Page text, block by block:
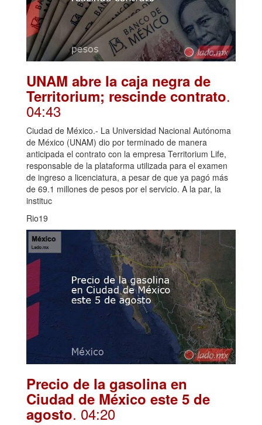
UNAM abre la caja negra de
Territorium; rescinde contrato.
04:43
Ciudad de México.- La Universidad Nacional Autónoma
de México (UNAM) dio por terminado de manera
anticipada el contrato con la empresa Territorium Life,
responsable de la plataforma utilizada para el examen
de ingreso a licenciatura, a pesar de que ya pagó más
de 69.1 millones de pesos por el servicio. A la par, la
instituc
Rio19
Precio de la gasolina en
Ciudad de México este 5 de
agosto. 04:20